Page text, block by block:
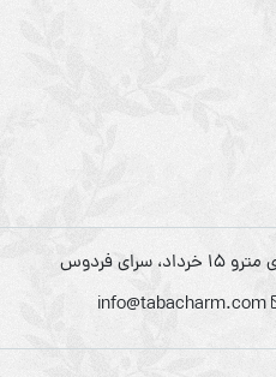
فردوس
info@tabacharm.com